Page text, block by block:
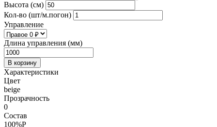
Высота (см)
Кол-во (шт/м.погон)
Управление
Длина управления (мм)
В корзину
Характеристики
Цвет
beige
Прозрачность
0
Состав
100%P